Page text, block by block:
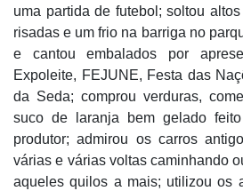
uma partida de futebol; soltou
risadas e um frio na barriga no
e cantou embalados por
Expoleite, FEJUNE, Festa das
da Seda; comprou verduras,
suco de laranja bem gelado
produtor; admirou os carros
várias e várias voltas caminhando
aqueles quilos a mais; utilizou os